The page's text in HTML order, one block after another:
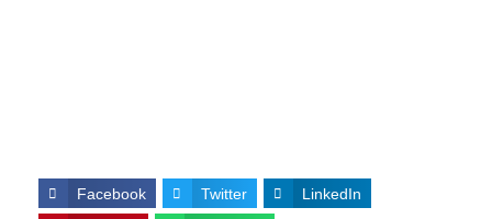
Facebook Twitter LinkedIn